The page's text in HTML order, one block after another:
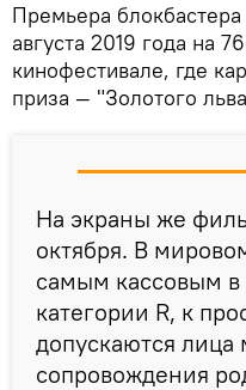
Премьера
августа 2019 года на
кинофестивале, где
приза — "Золотого
На экраны же
октября. В
самым кассовым в
категории R, к
допускаются лица
сопровождения